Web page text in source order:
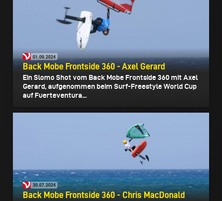
01.09.2024
Back Mobe Frontside 360 - Axel Gerard
Ein Slomo Shot vom Back Mobe Frontside 360 mit Axel
Gerard, aufgenommen beim Surf-Freestyle World Cup
auf Fuerteventura...
30.07.2024
Back Mobe Frontside 360 - Chris MacDonald